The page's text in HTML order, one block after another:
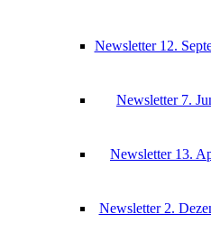
News­let­ter 12.
News­let­ter 7.
News­let­ter 13.
News­let­ter 2.